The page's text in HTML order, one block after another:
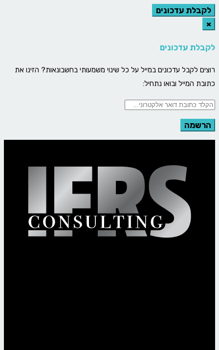
לקבלת עדכונים
×
לקבלת עדכונים
רוצים לקבל עדכונים במייל על כל שינוי משמעותי בחשבונאות? הזינו את
כתובת המייל ובואו נתחיל: